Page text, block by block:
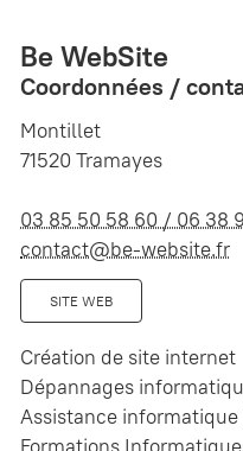
Be WebSite
Coordonnées /
Montillet
71520 Tramayes
03 85 50 58 60 / 06 38
contact@be-website.fr
SITE WEB
Création de site internet
Dépannages
Assistance
Formations